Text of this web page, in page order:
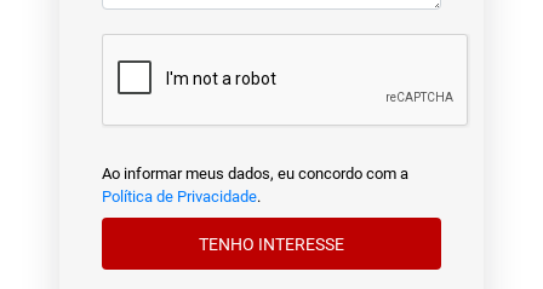
Ao informar meus dados, eu concordo com a
Política de Privacidade.
TENHO INTERESSE